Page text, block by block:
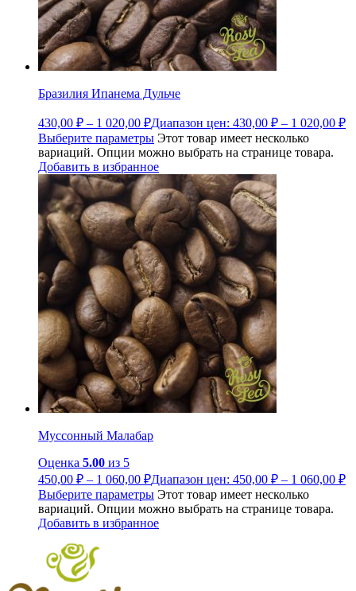
Бразилия Ипанема Дульче
430,00 ₽ – 1 020,00 ₽Диапазон цен: 430,00 ₽ – 1 020,00 ₽
Выберите параметры Этот товар имеет несколько
вариаций. Опции можно выбрать на странице товара.
Добавить в избранное
Муссонный Малабар
Оценка 5.00 из 5
450,00 ₽ – 1 060,00 ₽Диапазон цен: 450,00 ₽ – 1 060,00 ₽
Выберите параметры Этот товар имеет несколько
вариаций. Опции можно выбрать на странице товара.
Добавить в избранное